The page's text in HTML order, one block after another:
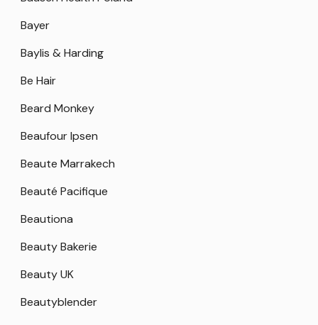
Bayer
Baylis & Harding
Be Hair
Beard Monkey
Beaufour Ipsen
Beaute Marrakech
Beauté Pacifique
Beautiona
Beauty Bakerie
Beauty UK
Beautyblender